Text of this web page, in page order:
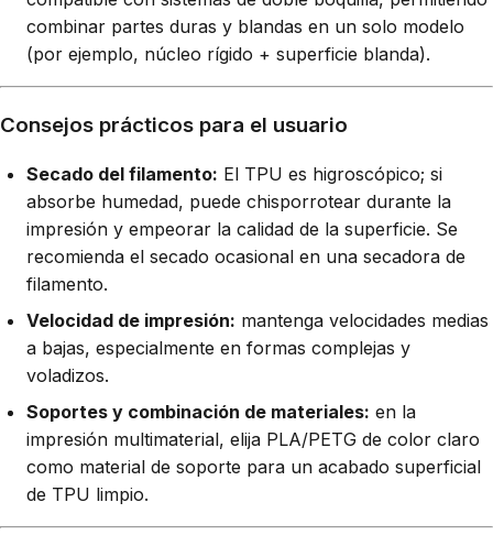
combinar partes duras y blandas en un solo modelo
(por ejemplo, núcleo rígido + superficie blanda).
Consejos prácticos para el usuario
Secado del filamento: El TPU es higroscópico; si
absorbe humedad, puede chisporrotear durante la
impresión y empeorar la calidad de la superficie. Se
recomienda el secado ocasional en una secadora de
filamento.
Velocidad de impresión: mantenga velocidades medias
a bajas, especialmente en formas complejas y
voladizos.
Soportes y combinación de materiales: en la
impresión multimaterial, elija PLA/PETG de color claro
como material de soporte para un acabado superficial
de TPU limpio.